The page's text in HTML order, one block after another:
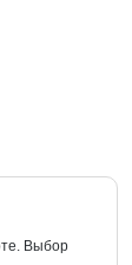
Выбор